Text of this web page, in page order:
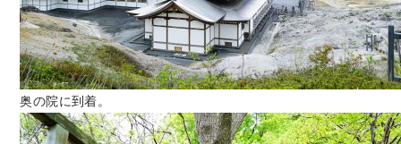
奥の院に到着。